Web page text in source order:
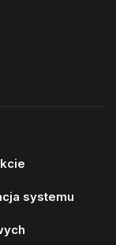
systemu